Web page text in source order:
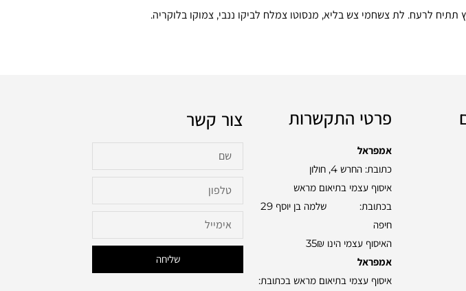
תתיח לרעח. לת צשחמי צש בליא, מנסוטו צמלח לביקו ננבי, צמוקו בלוקריה.
פרטי התקשרות
אמפראל
כתובת: החרש 4, חולון
איסוף עצמי בתיאום מראש
בכתובת: שלמה בן יוסף 29
חיפה
האיסוף עצמי הינו 35₪
אמפראל
איסוף עצמי בתיאום מראש בכתובת:
צור קשר
שליחה